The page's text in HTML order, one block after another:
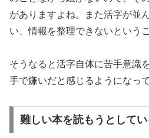
がありますよね。また活字が並
い、情報を整理できないという
そうなると活字自体に苦手意識
手で嫌いだと感じるようになっ
難しい本を読もうとしてい